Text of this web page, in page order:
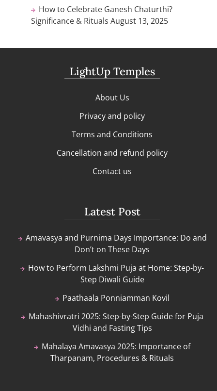
How to Celebrate Ganesh Chaturthi?
Significance & Rituals August 13, 2025
LightUp Temples
About Us
Privacy and policy
Terms and Conditions
Cancellation and refund policy
Contact us
Latest Post
Amavasya and Purnima Days Importance: Do and
Don’t on These Days
How to Perform Lakshmi Puja at Home: Step-by-
Step Diwali Guide
Paathaala Ponniamman Kovil
Mahashivratri 2025: Step-by-Step Guide for Puja
Vidhi and Fasting Tips
Mahalaya Amavasya 2025: Importance of
Tharpanam, Procedures & Rituals